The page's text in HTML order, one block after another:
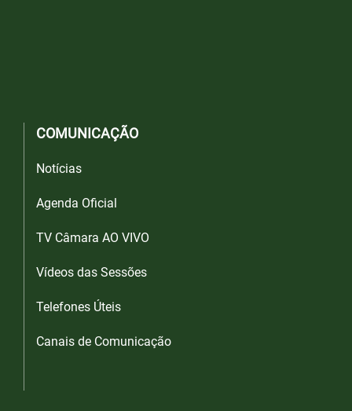
COMUNICAÇÃO
Notícias
Agenda Oficial
TV Câmara AO VIVO
Vídeos das Sessões
Telefones Úteis
Canais de Comunicação